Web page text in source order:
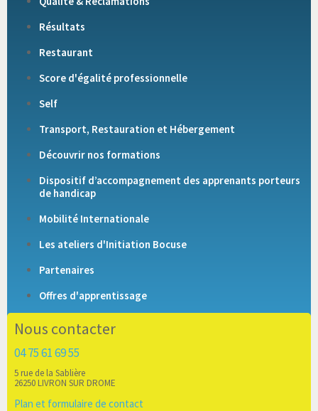
Résultats
Restaurant
Score d'égalité professionnelle
Self
Transport, Restauration et Hébergement
Découvrir nos formations
Dispositif d’accompagnement des apprenants porteurs
de handicap
Mobilité Internationale
Les ateliers d'Initiation Bocuse
Partenaires
Offres d'apprentissage
Nous contacter
04 75 61 69 55
5 rue de la Sablière
26250 LIVRON SUR DROME
Plan et formulaire de contact